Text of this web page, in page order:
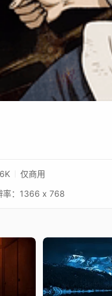
仅商用
率：1366 x 768